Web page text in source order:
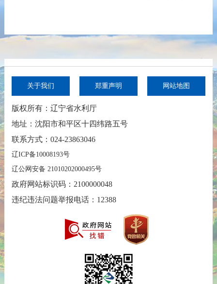
关于我们 郑重声明 网站地图
版权所有：辽宁省水利厅
地址：沈阳市和平区十四纬路五号
联系方式：024-23863046
辽ICP备10008193号
辽公网安备 21010202000495号
政府网站标识码：2100000048
违纪违法问题举报电话：12388